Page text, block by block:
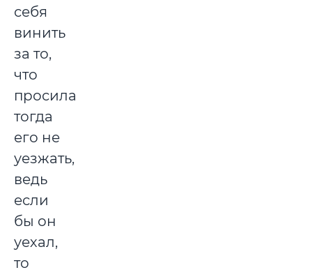
себя
винить
за то,
что
просила
тогда
его не
уезжать,
ведь
если
бы он
уехал,
то